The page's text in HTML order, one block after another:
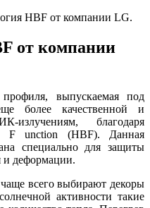
HBF от компании LG.
от компании
выпускаемая под
более качественной и
благодаря
F unction (HBF). Данная
специально для защиты
и деформации.
всего выбирают декоры
активности такие